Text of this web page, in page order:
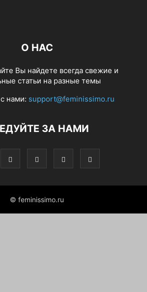
О НАС
Вы найдете всегда свежие и
статьи на разные темы
нами: support@feminissimo.ru
ЗА НАМИ
© feminissimo.ru